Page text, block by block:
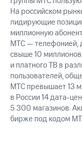
На российском
лидирующие
миллионную
МТС — телефонией,
свыше 10
и платного ТВ в
пользователей,
МТС превышает 13
в России 14 дата-
5 300 магазинов.
бирже под кодом